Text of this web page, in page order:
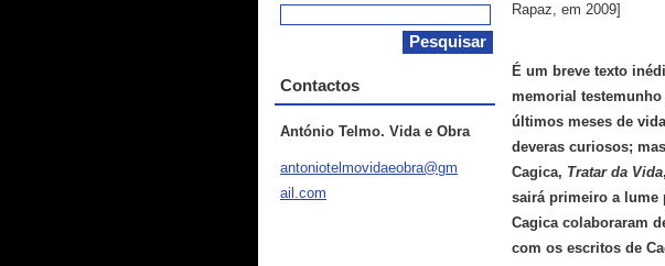
Rapaz, em 2009]
É um breve texto
memorial
últimos meses de
deveras curiosos;
Cagica, Tratar da Vida
sairá primeiro a lume
Cagica colaboraram
com os escritos de
Contactos
António Telmo. Vida e Obra
antoniotelmovidaeobra@gm
ail.com